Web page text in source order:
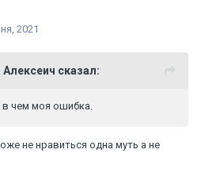
2021
Алексеич сказал:
чем моя ошибка.
не нравиться одна муть а не